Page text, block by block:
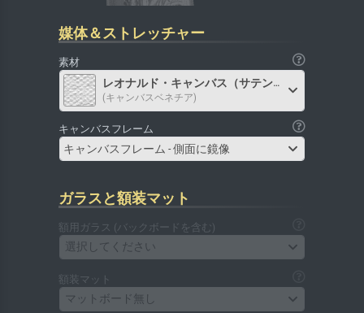
媒体＆ストレッチャー
素材
レオナルド・キャンバス（サテン）
(キャンバスベネチア)
キャンバスフレーム
キャンバスフレーム - 側面に鏡像
ガラスと額装マット
額用ガラス (バックボードを含む)
選択してください
額装マット
マットボード無し